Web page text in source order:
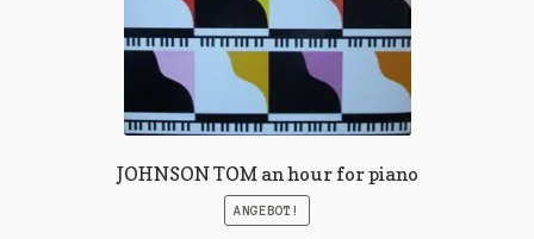
JOHNSON TOM an hour for piano
ANGEBOT!